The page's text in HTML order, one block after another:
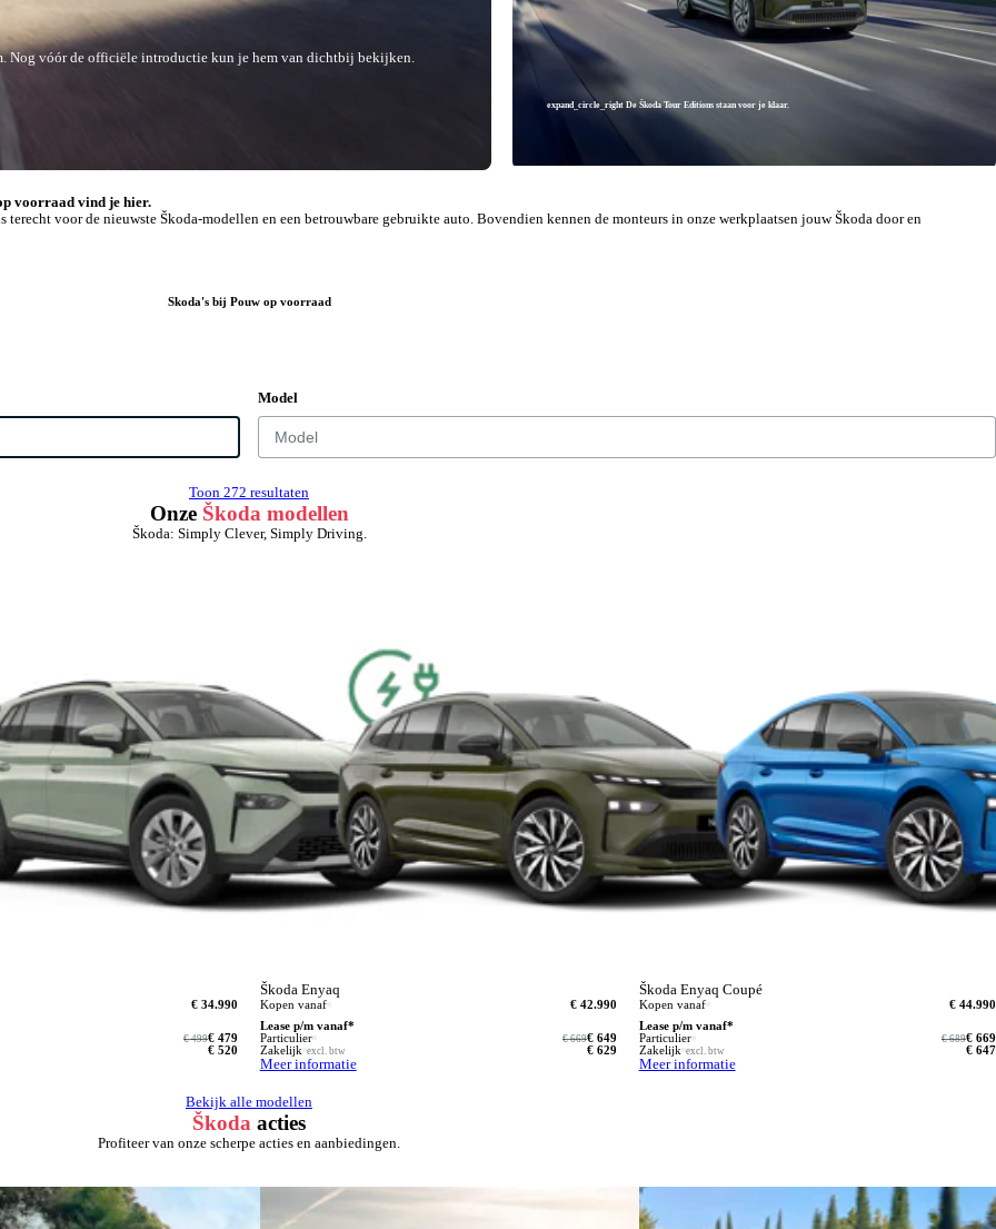
Nog vóór de officiële introductie kun je hem van dichtbij bekijken.
expand_circle_right De Škoda Tour Editions staan voor je klaar.
voorraad vind je hier.
voor de nieuwste Škoda-modellen en een betrouwbare gebruikte auto. Bovendien kennen de monteurs in onze werkplaatsen jouw Škoda door en
Škoda's bij Pouw op voorraad
Model
Toon 272 resultaten
Onze Škoda modellen
Škoda: Simply Clever, Simply Driving.
€ 34.990
€ 479
€ 499
€ 520
Škoda Enyaq
Kopen vanaf
€ 42.990
Lease p/m vanaf*
Particulier
€ 649
€ 669
Zakelijk excl. btw € 629
Meer informatie
Škoda Enyaq Coupé
Kopen vanaf
€ 44.990
Lease p/m vanaf*
Particulier
€ 669
€ 689
Zakelijk excl. btw € 647
Meer informatie
Bekijk alle modellen
Škoda acties
Profiteer van onze scherpe acties en aanbiedingen.